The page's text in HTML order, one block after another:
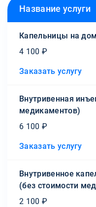
Название услуги
Капельницы на
4 100 ₽
Заказать услугу
Внутривенная
медикаментов)
6 100 ₽
Заказать услугу
Внутривенное
(без стоимости
2 100 ₽